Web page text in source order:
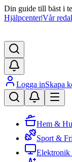
Din guide till bäst i
Hjälpcenter|Vår
Logga inSkapa
Hem &
Sport &